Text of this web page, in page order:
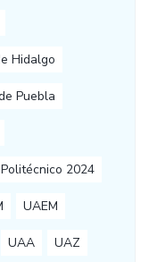
Hidalgo
Puebla
Politécnico 2024
UAEM
UAA UAZ